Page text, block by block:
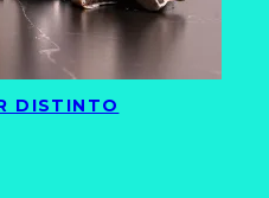
DISTINTO